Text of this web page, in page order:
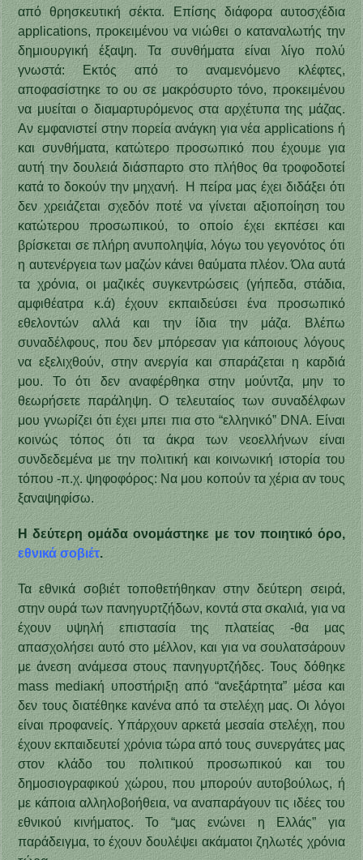
από θρησκευτική σέκτα. Επίσης διάφορα αυτοσχέδια
applications, προκειμένου να νιώθει ο καταναλωτής την
δημιουργική έξαψη. Τα συνθήματα είναι λίγο πολύ
γνωστά: Εκτός από το αναμενόμενο κλέφτες,
αποφασίστηκε το ου σε μακρόσυρτο τόνο, προκειμένου
να μυείται ο διαμαρτυρόμενος στα αρχέτυπα της μάζας.
Αν εμφανιστεί στην πορεία ανάγκη για νέα applications ή
και συνθήματα, κατώτερο προσωπικό που έχουμε για
αυτή την δουλειά διάσπαρτο στο πλήθος θα τροφοδοτεί
κατά το δοκούν την μηχανή. Η πείρα μας έχει διδάξει ότι
δεν χρειάζεται σχεδόν ποτέ να γίνεται αξιοποίηση του
κατώτερου προσωπικού, το οποίο έχει εκπέσει και
βρίσκεται σε πλήρη ανυποληψία, λόγω του γεγονότος ότι
η αυτενέργεια των μαζών κάνει θαύματα πλέον. Όλα αυτά
τα χρόνια, οι μαζικές συγκεντρώσεις (γήπεδα, στάδια,
αμφιθέατρα κ.ά) έχουν εκπαιδεύσει ένα προσωπικό
εθελοντών αλλά και την ίδια την μάζα. Βλέπω
συναδέλφους, που δεν μπόρεσαν για κάποιους λόγους
να εξελιχθούν, στην ανεργία και σπαράζεται η καρδιά
μου. Το ότι δεν αναφέρθηκα στην μούντζα, μην το
θεωρήσετε παράληψη. Ο τελευταίος των συναδέλφων
μου γνωρίζει ότι έχει μπει πια στο “ελληνικό” DNA. Είναι
κοινώς τόπος ότι τα άκρα των νεοελλήνων είναι
συνδεδεμένα με την πολιτική και κοινωνική ιστορία του
τόπου -π.χ. ψηφοφόρος: Να μου κοπούν τα χέρια αν τους
ξαναψηφίσω.
Η δεύτερη ομάδα ονομάστηκε με τον ποιητικό όρο,
εθνικά σοβιέτ.
Τα εθνικά σοβιέτ τοποθετήθηκαν στην δεύτερη σειρά,
στην ουρά των πανηγυρτζήδων, κοντά στα σκαλιά, για να
έχουν υψηλή επιστασία της πλατείας -θα μας
απασχολήσει αυτό στο μέλλον, και για να σουλατσάρουν
με άνεση ανάμεσα στους πανηγυρτζήδες. Τους δόθηκε
mass mediaκή υποστήριξη από “ανεξάρτητα” μέσα και
δεν τους διατέθηκε κανένα από τα στελέχη μας. Οι λόγοι
είναι προφανείς. Υπάρχουν αρκετά μεσαία στελέχη, που
έχουν εκπαιδευτεί χρόνια τώρα από τους συνεργάτες μας
στον κλάδο του πολιτικού προσωπικού και του
δημοσιογραφικού χώρου, που μπορούν αυτοβούλως, ή
με κάποια αλληλοβοήθεια, να αναπαράγουν τις ιδέες του
εθνικού κινήματος. Το “μας ενώνει η Ελλάς” για
παράδειγμα, το έχουν δουλέψει ακάματοι ζηλωτές χρόνια